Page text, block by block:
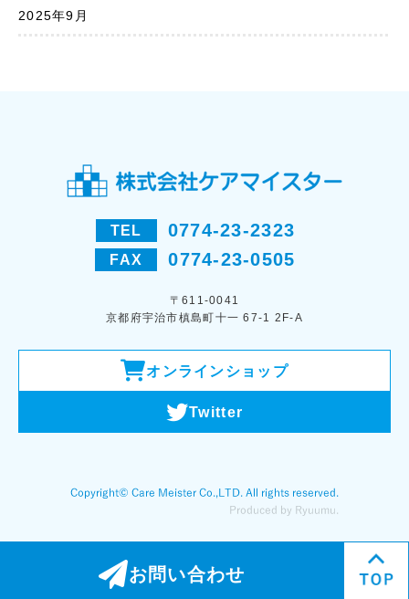
2025年9月
TEL 0774-23-2323
FAX 0774-23-0505
〒611-0041
京都府宇治市槙島町十一 67-1 2F-A
オンラインショップ
Twitter
お問い合わせ